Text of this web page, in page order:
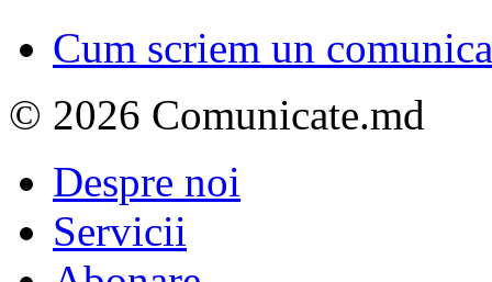
Cum scriem un
© 2026 Comunicate.md
Despre noi
Servicii